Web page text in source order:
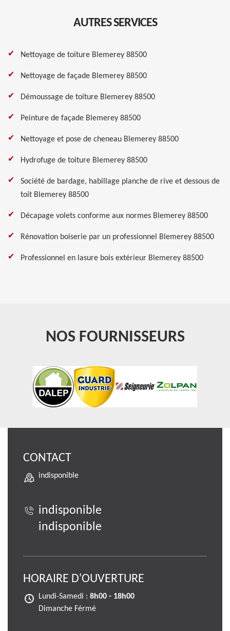
AUTRES SERVICES
Nettoyage de toiture Blemerey 88500
Nettoyage de façade Blemerey 88500
Démoussage de toiture Blemerey 88500
Peinture de façade Blemerey 88500
Nettoyage et pose de cheneau Blemerey 88500
Hydrofuge de toiture Blemerey 88500
Société de bardage, habillage planche de rive et dessous de
toit Blemerey 88500
Décapage volets conforme aux normes Blemerey 88500
Rénovation boiserie par un professionnel Blemerey 88500
Professionnel en lasure bois extérieur Blemerey 88500
NOS FOURNISSEURS
CONTACT
indisponible
indisponible
indisponible
HORAIRE D'OUVERTURE
Lundi-Samedi : 8h00 - 18h00
Dimanche Férmé